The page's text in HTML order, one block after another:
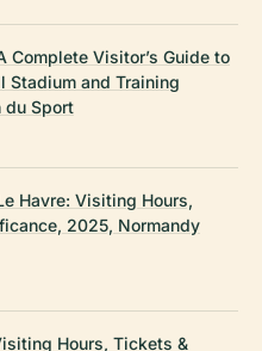
Complete Visitor’s Guide to
Stadium and Training
du Sport
Havre: Visiting Hours,
2025, Normandy
Hours, Tickets &